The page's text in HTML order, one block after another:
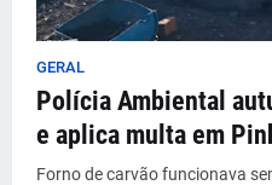
GERAL
Polícia Ambiental
e aplica multa em
Forno de carvão funcionava